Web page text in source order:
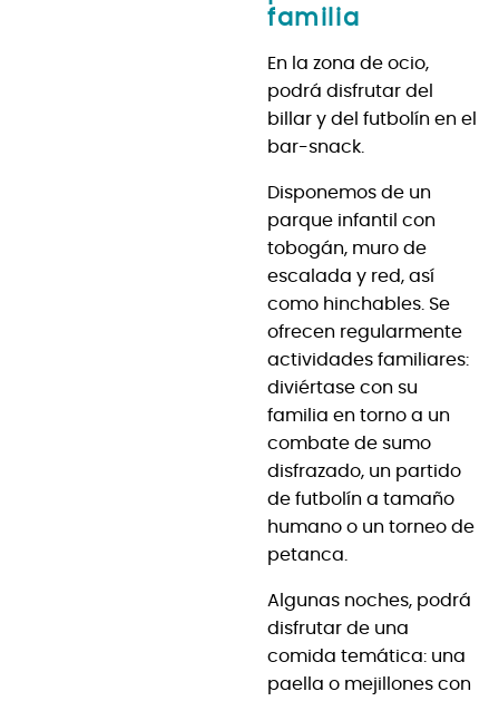
familia
En la zona de ocio,
podrá disfrutar del
billar y del futbolín en el
bar-snack.
Disponemos de un
parque infantil con
tobogán, muro de
escalada y red, así
como hinchables. Se
ofrecen regularmente
actividades familiares:
diviértase con su
familia en torno a un
combate de sumo
disfrazado, un partido
de futbolín a tamaño
humano o un torneo de
petanca.
Algunas noches, podrá
disfrutar de una
comida temática: una
paella o mejillones con